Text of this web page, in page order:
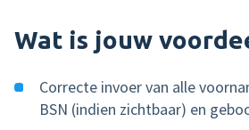
Wat is jouw
Correcte invoer van alle
BSN (indien zichtbaar) en